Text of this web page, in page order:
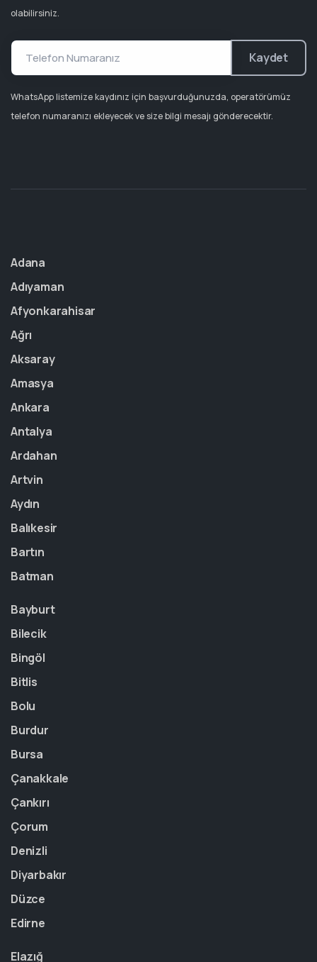
olabilirsiniz.
Kaydet
WhatsApp listemize kaydınız için başvurduğunuzda, operatörümüz
telefon numaranızı ekleyecek ve size bilgi mesajı gönderecektir.
Adana
Adıyaman
Afyonkarahisar
Ağrı
Aksaray
Amasya
Ankara
Antalya
Ardahan
Artvin
Aydın
Balıkesir
Bartın
Batman
Bayburt
Bilecik
Bingöl
Bitlis
Bolu
Burdur
Bursa
Çanakkale
Çankırı
Çorum
Denizli
Diyarbakır
Düzce
Edirne
Elazığ